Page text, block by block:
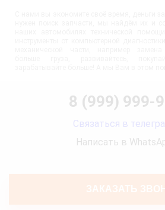
8 (999) 999-
Связаться в
Написать в
ЗАКАЗАТЬ